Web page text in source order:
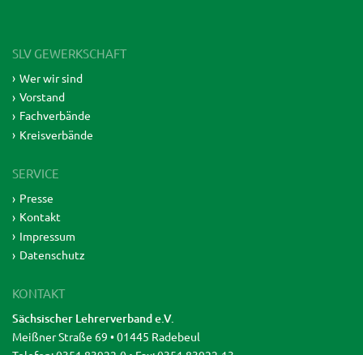
SLV GEWERKSCHAFT
Wer wir sind
Vorstand
Fachverbände
Kreisverbände
SERVICE
Presse
Kontakt
Impressum
Datenschutz
KONTAKT
Sächsischer Lehrerverband e.V.
Meißner Straße 69 • 01445 Radebeul